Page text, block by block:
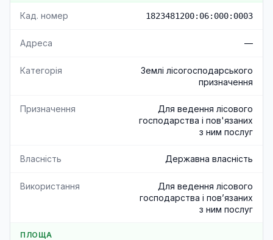
Кад. номер 1823481200:06:000:0003
Адреса —
Категорія
Землі лісогосподарського
призначення
Призначення
Для ведення лісового
господарства і пов'язаних
з ним послуг
Власність Державна власність
Використання
Для ведення лісового
господарства і пов’язаних
з ним послуг
ПЛОЩА